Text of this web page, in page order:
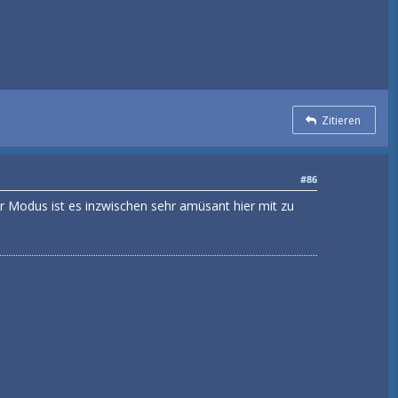
Zitieren
#86
ist es inzwischen sehr amüsant hier mit zu